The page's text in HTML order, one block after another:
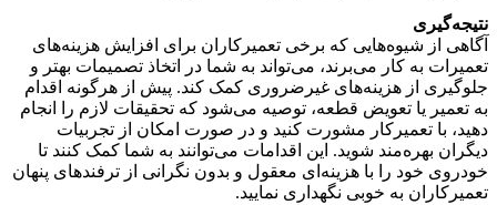
نتیجه‌گیری
آگاهی از شیوه‌هایی که برخی تعمیرکاران برای افزایش هزینه‌های
تعمیرات به کار می‌برند، می‌تواند به شما در اتخاذ تصمیمات بهتر و
جلوگیری از هزینه‌های غیرضروری کمک کند. پیش از هرگونه اقدام
به تعمیر یا تعویض قطعه، توصیه می‌شود که تحقیقات لازم را انجام
دهید، با تعمیرکار مشورت کنید و در صورت امکان از تجربیات
دیگران بهره‌مند شوید. این اقدامات می‌توانند به شما کمک کنند تا
خودروی خود را با هزینه‌ای معقول و بدون نگرانی از ترفندهای پنهان
تعمیرکاران به خوبی نگهداری نمایید.